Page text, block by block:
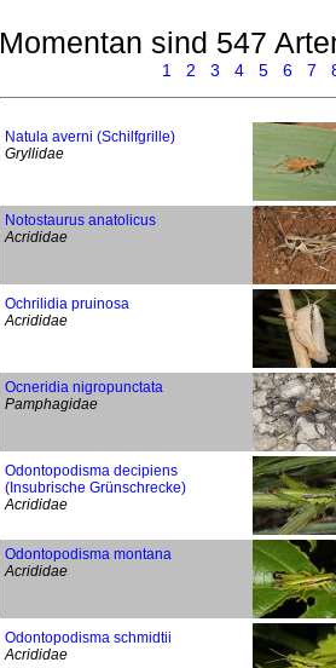
Momentan sind 547
1 2 3 4 5 6 7
Natula averni (Schilfgrille)
Gryllidae
Notostaurus anatolicus
Acrididae
Ochrilidia pruinosa
Acrididae
Ocneridia nigropunctata
Pamphagidae
Odontopodisma decipiens
(Insubrische Grünschrecke)
Acrididae
Odontopodisma montana
Acrididae
Odontopodisma schmidtii
Acrididae